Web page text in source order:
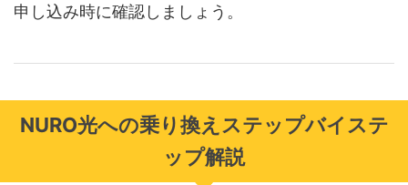
申し込み時に確認しましょう。
NURO光への乗り換えステップバイステ
ップ解説